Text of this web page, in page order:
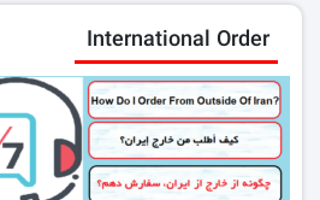
International Order